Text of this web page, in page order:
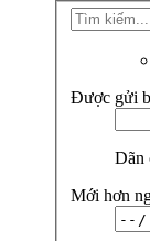
Được gửi
Dãn
Mới hơn